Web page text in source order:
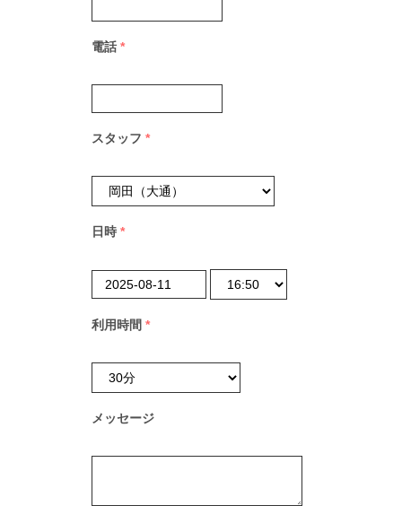
電話 *
スタッフ *
日時 *
利用時間 *
メッセージ